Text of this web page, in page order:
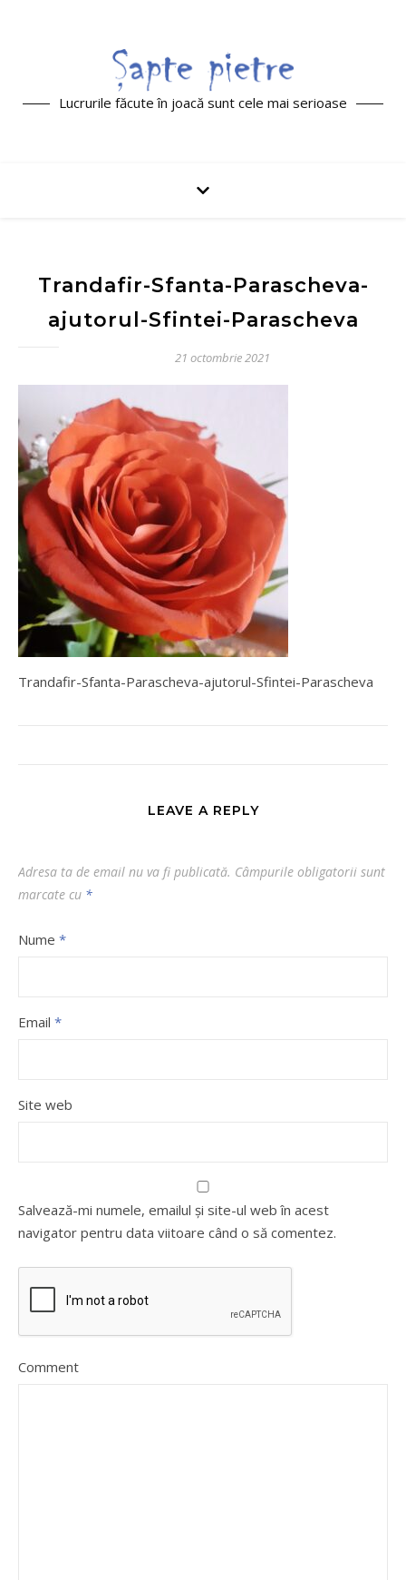
Lucrurile făcute în joacă sunt cele mai serioase
Trandafir-Sfanta-Parascheva-
ajutorul-Sfintei-Parascheva
21 octombrie 2021
Trandafir-Sfanta-Parascheva-ajutorul-Sfintei-Parascheva
LEAVE A REPLY
Adresa ta de email nu va fi publicată. Câmpurile obligatorii sunt
marcate cu *
Nume *
Email *
Site web
Salvează-mi numele, emailul și site-ul web în acest
navigator pentru data viitoare când o să comentez.
Comment